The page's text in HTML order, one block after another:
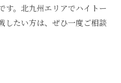
す。北九州エリアでハイトー
したい方は、ぜひ一度ご相談